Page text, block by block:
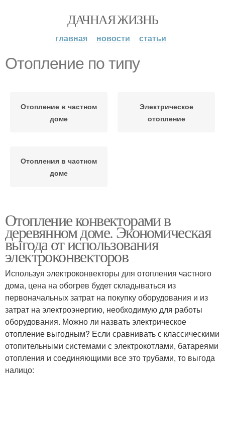
ДАЧНАЯ ЖИЗНЬ
главная новости статьи
Отопление по типу
Отопление в частном
доме
Электрическое
отопление
Отопления в частном
доме
Отопление конвекторами в
деревянном доме. Экономическая
выгода от использования
электроконвекторов
Используя электроконвекторы для отопления частного
дома, цена на обогрев будет складываться из
первоначальных затрат на покупку оборудования и из
затрат на электроэнергию, необходимую для работы
оборудования. Можно ли назвать электрическое
отопление выгодным? Если сравнивать с классическими
отопительными системами с электрокотлами, батареями
отопления и соединяющими все это трубами, то выгода
налицо: